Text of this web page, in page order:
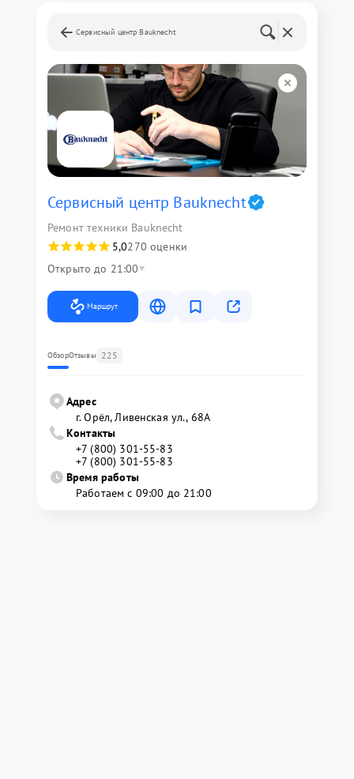
Сервисный центр Bauknecht
Сервисный центр Bauknecht
Ремонт техники Bauknecht
5,0270 оценки
Открыто до 21:00
Маршрут
ОбзорОтзывы 225
Адрес
г. Орёл, Ливенская ул., 68А
Контакты
+7 (800) 301-55-83
+7 (800) 301-55-83
Время работы
Работаем с 09:00 до 21:00